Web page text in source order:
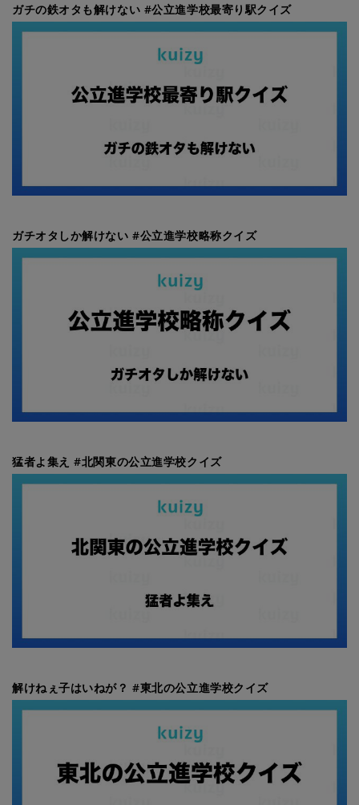
ガチの鉄オタも解けない #公立進学校最寄り駅クイズ
ガチオタしか解けない #公立進学校略称クイズ
猛者よ集え #北関東の公立進学校クイズ
解けねぇ子はいねが？ #東北の公立進学校クイズ